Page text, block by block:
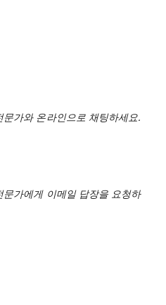
가와 온라인으로 채팅하세요.
가에게 이메일 답장을 요청하